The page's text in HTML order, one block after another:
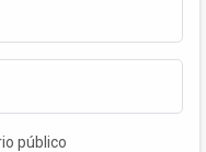
público